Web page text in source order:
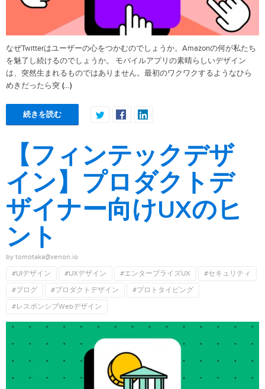
なぜTwitterはユーザーの心をつかむのでしょうか。Amazonの何が私たち
を魅了し続けるのでしょうか。 モバイルアプリの素晴らしいデザイン
は、突然生まれるものではありません。最初のワクワクするようなひら
めきだったら突 (…)
続きを読む
【フィンテックデザ
イン】プロダクトデ
ザイナー向けUXのヒ
ント
by tomotaka@xenon.io
#UIデザイン
#UXデザイン #エンタープライズUX
#セキュリティ
#ブログ
#プロダクトデザイン
#プロトタイピング
#レスポンシブWebデザイン